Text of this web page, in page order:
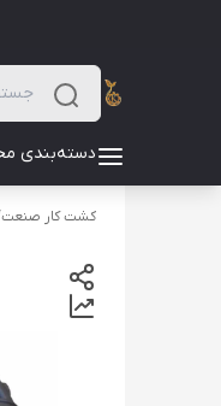
دسته‌بندی
کشت کار صنعت